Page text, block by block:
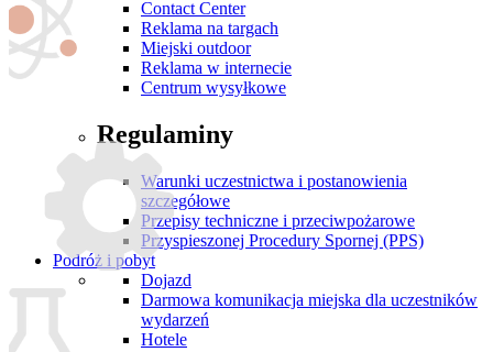
Contact Center
Reklama na targach
Miejski outdoor
Reklama w internecie
Centrum wysyłkowe
Regulaminy
Warunki uczestnictwa i postanowienia
szczegółowe
Przepisy techniczne i przeciwpożarowe
Przyspieszonej Procedury Spornej (PPS)
Podróż i pobyt
Dojazd
Darmowa komunikacja miejska dla uczestników
wydarzeń
Hotele